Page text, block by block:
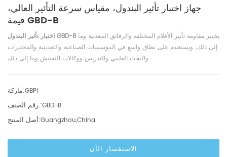
جهاز اختبار تأثير البندول، مقياس سرعة التأثير العالي،
قيمة GBD-B
اختبار تأثير البندول GBD-B
إلى ذلك، ويستخدم على نطاق واسع في المؤسسات الصناعية والتعدينية والمختبرات
والبحث العلمي والتدريس ووكالات التفتيش وما إلى ذلك.
ماركة:GBPI
رقم الصنف.:GBD-B
أصل المنتج:Guangzhou,China
الاستفسار الآن